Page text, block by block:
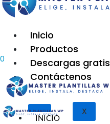
Inicio
Productos
Descargas gratis
Contáctenos
X
0
INICIO